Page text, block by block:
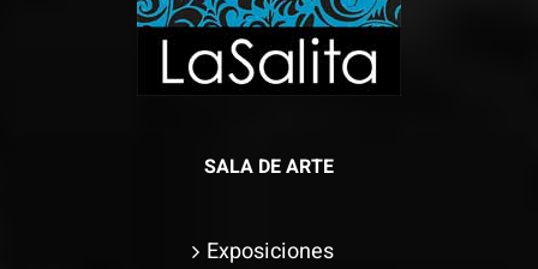
SALA DE ARTE
Exposiciones